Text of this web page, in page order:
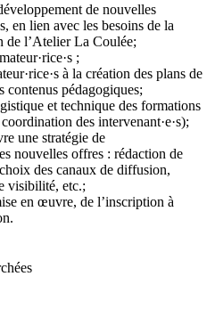
de nouvelles
en lien avec les besoins de la
de l’Atelier La Coulée;
;
à la création des plans de
contenus pédagogiques;
et technique des formations
des intervenant·e·s);
une stratégie de
nouvelles offres : rédaction de
des canaux de diffusion,
visibilité, etc.;
en œuvre, de l’inscription à